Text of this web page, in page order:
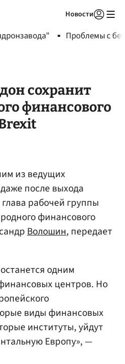
Новости
Проблемы с
сохранит
финансового
из ведущих
после выхода
рабочей группы
финансового
Волошин, передает
одним
центров. Но
виды финансовых
институты, уйдут
Европу», —